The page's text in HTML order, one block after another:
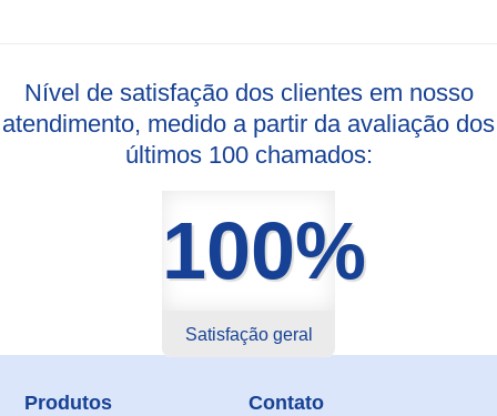
Nível de satisfação dos clientes em nosso
atendimento, medido a partir da avaliação dos
últimos 100 chamados:
100%
Satisfação geral
Produtos Contato